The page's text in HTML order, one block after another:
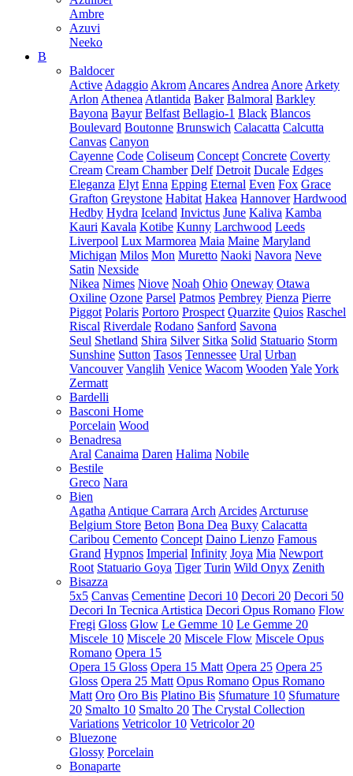
Ambre
Azuvi
Neeko
B
Baldocer
Active Adaggio Akrom Ancares Andrea Anore Arkety
Arlon Athenea Atlantida Baker Balmoral Barkley
Bayona Bayur Belfast Bellagio-1 Black Blancos
Boulevard Boutonne Brunswich Calacatta Calcutta
Canvas Canyon
Cayenne Code Coliseum Concept Concrete Coverty
Cream Cream Chamber Delf Detroit Ducale Edges
Eleganza Elyt Enna Epping Eternal Even Fox Grace
Grafton Greystone Habitat Hakea Hannover Hardwood
Hedby Hydra Iceland Invictus June Kaliva Kamba
Kauri Kavala Kotibe Kunny Larchwood Leeds
Liverpool Lux Marmorea Maia Maine Maryland
Michigan Milos Mon Muretto Naoki Navora Neve
Satin Nexside
Nikea Nimes Niove Noah Ohio Oneway Otawa
Oxiline Ozone Parsel Patmos Pembrey Pienza Pierre
Piggot Polaris Portoro Prospect Quarzite Quios Raschel
Riscal Riverdale Rodano Sanford Savona
Seul Shetland Shira Silver Sitka Solid Statuario Storm
Sunshine Sutton Tasos Tennessee Ural Urban
Vancouver Vanglih Venice Wacom Wooden YaleYork
Zermatt
Bardelli
Basconi Home
Porcelain Wood
Benadresa
Aral Canaima Daren Halima Nobile
Bestile
Greco Nara
Bien
Agatha Antique Carrara Arch Arcides Arcturuse
Belgium Store Beton Bona Dea Buxy Calacatta
Caribou Cemento Concept Daino Lienzo Famous
Grand Hypnos Imperial Infinity Joya Mia Newport
Root Statuario Goya Tiger Turin Wild Onyx Zenith
Bisazza
5x5 Canvas Cementine Decori 10 Decori 20 Decori 50
Decori In Tecnica Artistica Decori Opus Romano Flow
Fregi Gloss Glow Le Gemme 10 Le Gemme 20
Miscele 10 Miscele 20 Miscele Flow Miscele Opus
Romano Opera 15
Opera 15 Gloss Opera 15 Matt Opera 25 Opera 25
Gloss Opera 25 Matt Opus Romano Opus Romano
Matt Oro Oro Bis Platino Bis Sfumature 10 Sfumature
20 Smalto 10 Smalto 20 The Crystal Collection
Variations Vetricolor 10 Vetricolor 20
Bluezone
Glossy Porcelain
Bonaparte